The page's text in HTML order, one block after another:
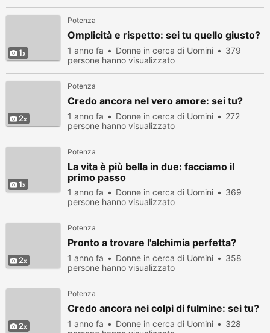
1
Potenza
Omplicità e rispetto: sei tu quello giusto?
1 anno fa Donne in cerca di Uomini
379
persone hanno visualizzato
2
Potenza
Credo ancora nel vero amore: sei tu?
1 anno fa Donne in cerca di Uomini
272
persone hanno visualizzato
1
Potenza
La vita è più bella in due: facciamo il
primo passo
1 anno fa Donne in cerca di Uomini
369
persone hanno visualizzato
2
Potenza
Pronto a trovare l'alchimia perfetta?
1 anno fa Donne in cerca di Uomini
358
persone hanno visualizzato
2
Potenza
Credo ancora nei colpi di fulmine: sei tu?
1 anno fa Donne in cerca di Uomini
328